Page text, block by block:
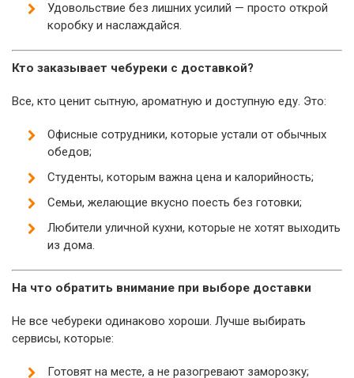
Удовольствие без лишних усилий — просто открой
коробку и наслаждайся.
Кто заказывает чебуреки с доставкой?
Все, кто ценит сытную, ароматную и доступную еду. Это:
Офисные сотрудники, которые устали от обычных
обедов;
Студенты, которым важна цена и калорийность;
Семьи, желающие вкусно поесть без готовки;
Любители уличной кухни, которые не хотят выходить
из дома.
На что обратить внимание при выборе доставки
Не все чебуреки одинаково хороши. Лучше выбирать
сервисы, которые:
Готовят на месте, а не разогревают заморозку;